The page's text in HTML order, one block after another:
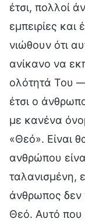
έτσι, πολλοί
εμπειρίες
νιώθουν ότι
ανίκανο να
ολότητά Του
έτσι ο
με κανένα
«Θεό». Είναι
ανθρώπου
ταλανισμένη,
άνθρωπος δεν
Θεό. Αυτό που